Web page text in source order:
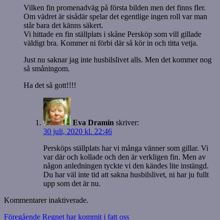
Vilken fin promenadväg på första bilden men det finns fler.
Om vädret är sisådär spelar det egentlige ingen roll var man
står bara det känns säkert.
Vi hittade en fin ställplats i skåne Persköp som vill gillade
väldigt bra. Kommer ni förbi där så kör in och titta vetja.
Just nu saknar jag inte husbilslivet alls. Men det kommer nog
så småningom.
Ha det så gott!!!!
Eva Dramin skriver:
30 juli, 2020 kl. 22:46
Persköps ställplats har vi många vänner som gillar. Vi
var där och kollade och den är verkligen fin. Men av
någon anledningen tyckte vi den kändes lite instängd.
Du har väl inte tid att sakna husbilslivet, ni har ju fullt
upp som det är nu.
Kommentarer inaktiverade.
Föregående Föregående
Regnet har kommit i fatt oss